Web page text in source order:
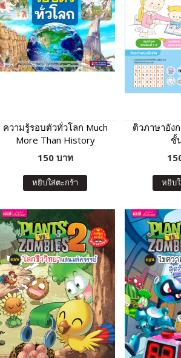
ความรู้รอบตัวทั่วโลก Much
More Than History
150 บาท
หยิบใส่ตะกร้า
ติวภาษาอัง
ชั้
หยิบ